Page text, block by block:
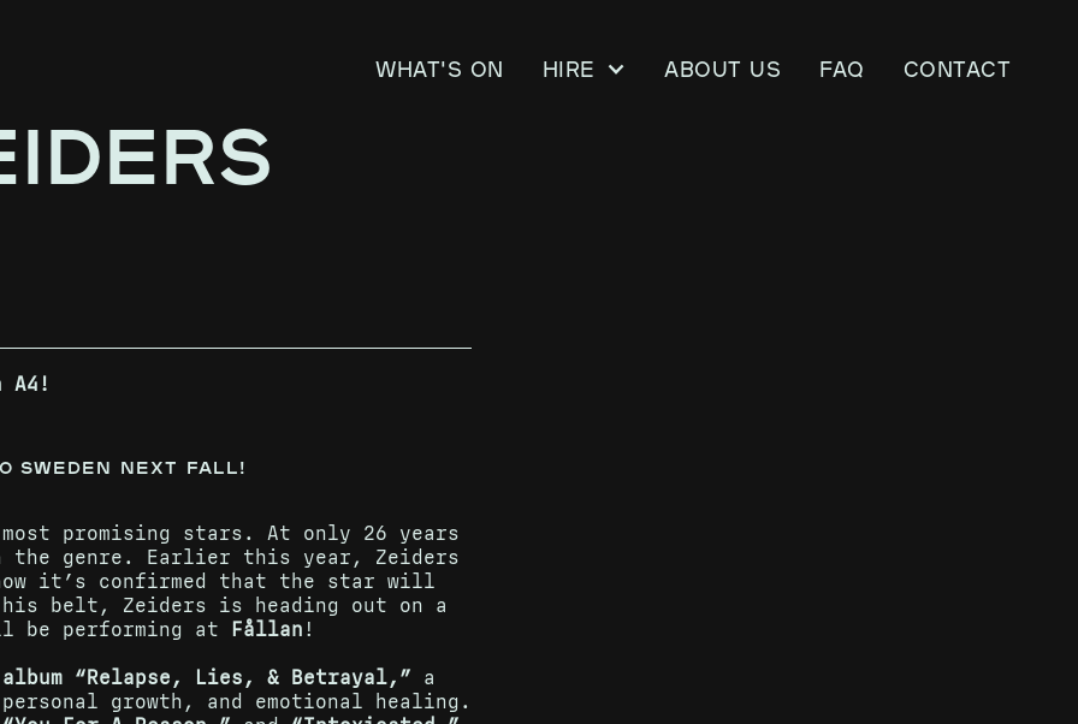
What's on Hire About us FAQ CONTACT
A4!
Sweden next fall!
promising stars. At only 26 years
the genre. Earlier this year, Zeiders
it’s confirmed that the star will
belt, Zeiders is heading out on a
be performing at
Fållan !
“Relapse, Lies, & Betrayal,” a
growth, and emotional healing.